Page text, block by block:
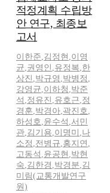
적정계획 수립방
안 연구, 최종보
고서
이한준,김정현 ,이영
균,권영인 ,유정복,한
상진 ,박규영 ,박병정 ,
강영균,이하청 ,박준
석 ,정유진 ,유호근,정
경훈,박경아,곽진호,
하성호,윤수석 ,서민
관,김기용,이명미 ,나
소정 ,전병규,홍지연 ,
고동석 ,윤공현 ,박현
숙,김한경 ,박경분,김
미림(교통개발연구
원)